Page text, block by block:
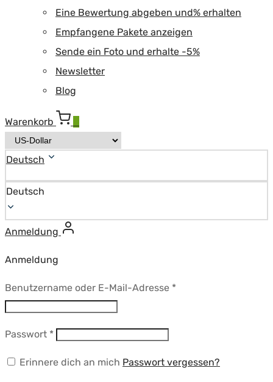
Eine Bewertung abgeben und% erhalten
Empfangene Pakete anzeigen
Sende ein Foto und erhalte -5%
Newsletter
Blog
Warenkorb
Deutsch
Deutsch
Anmeldung
Anmeldung
Benutzername oder E-Mail-Adresse *Erforderlich
Passwort *Erforderlich
Erinnere dich an mich Passwort vergessen?